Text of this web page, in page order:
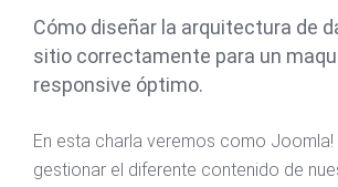
Cómo diseñar la arquitectura de
sitio correctamente para un
responsive óptimo.
En esta charla veremos como Joomla!
gestionar el diferente contenido de